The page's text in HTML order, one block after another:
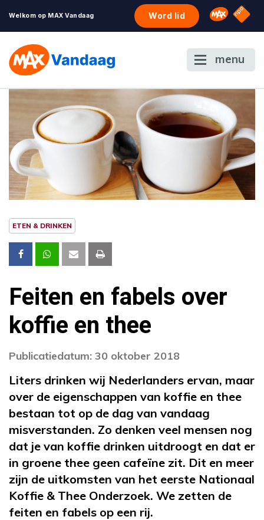
Welkom op MAX Vandaag Word lid Omroep
NPO
menu
ETEN & DRINKEN
Feiten en fabels over
koffie en thee
Publicatiedatum: 30 oktober 2018
Liters drinken wij Nederlanders ervan, maar
over de eigenschappen van koffie en thee
bestaan tot op de dag van vandaag
misverstanden. Zo denken veel mensen nog
dat je van koffie drinken uitdroogt en dat er
in groene thee geen cafeïne zit. Dit en meer
zijn de uitkomsten van het eerste Nationaal
Koffie & Thee Onderzoek. We zetten de
feiten en fabels op een rij.